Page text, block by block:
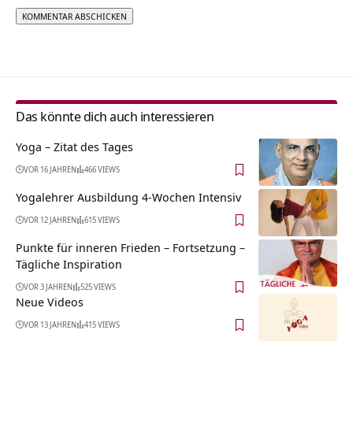
Das könnte dich auch interessieren
Yoga – Zitat des Tages
VOR 16 JAHREN 466 VIEWS
Yogalehrer Ausbildung 4-Wochen Intensiv
VOR 12 JAHREN 615 VIEWS
Punkte für inneren Frieden – Fortsetzung –
Tägliche Inspiration
VOR 3 JAHREN 525 VIEWS
Neue Videos
VOR 13 JAHREN 415 VIEWS